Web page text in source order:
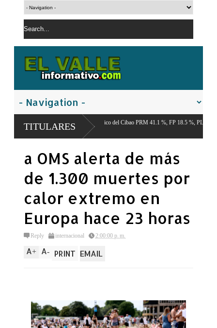
TITULARES
Centro Económico del Cibao PRM 41.1 %, FP 18.5 %, PLD 12.9 %,
a OMS alerta de más
de 1.300 muertes por
calor extremo en
Europa hace 23 horas
Reply internacional 2:00:00 p. m.
A+ A- PRINT EMAIL